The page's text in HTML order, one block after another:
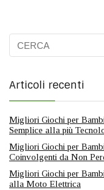
Articoli recenti
Migliori Giochi per
Semplice alla più
Migliori Giochi per
Coinvolgenti da Non
Migliori Giochi per
alla Moto Elettrica